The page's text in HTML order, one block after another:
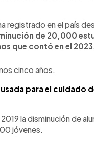
registrado en el país
de 20,000
que contó en el 2023
cinco años.
para el cuidado
la disminución de
jóvenes.